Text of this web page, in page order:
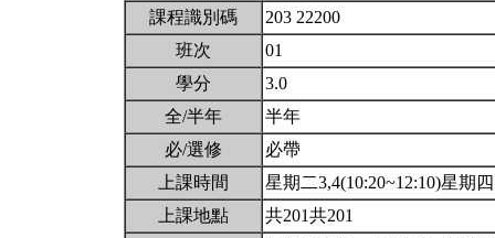
課程識別碼
203 22200
班次
01
學分
3.0
全/半年
半年
必/選修
必帶
上課時間
星期二3,4(10:20~12:10)星期
上課地點
共201共201